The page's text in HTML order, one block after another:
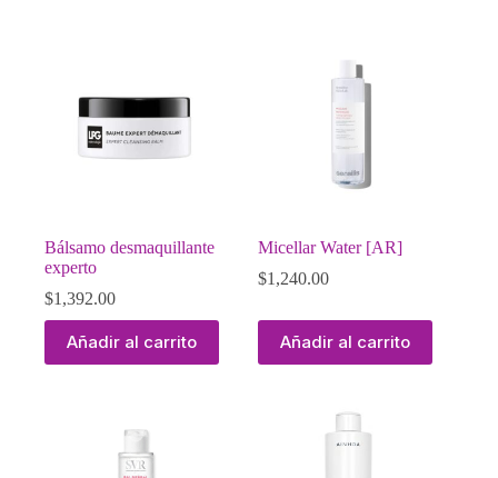
Bálsamo desmaquillante
experto
$1,392.00
Añadir al carrito
Micellar Water [AR]
$1,240.00
Añadir al carrito